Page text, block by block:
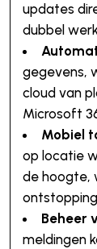
updates
dubbel
gegevens,
cloud van
Microsoft
Mobiel
op locatie
de hoogte,
Beheer
meldingen